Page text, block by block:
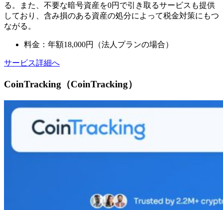
る。また、不要な暗号資産を0円で引き取るサービスも提供
しており、含み損のある資産の処分によって税金対策にもつ
ながる。
料金：年額18,000円（法人プランの場合）
サービス詳細へ
CoinTracking（CoinTracking）